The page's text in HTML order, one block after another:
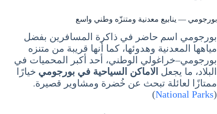
بورجومي — ينابيع معدنية ومتنزّه وطني واسع
بورجومي اسم حاضر في ذاكرة المسافرين بفضل
مياهها المعدنية وهدوئها، كما أنها قريبة من متنزه
بورجومي–خراغولي الوطني، أحد أكبر المحميات في
البلاد، ما يجعل الاماكن السياحية في بورجومي خيارًا
ممتازًا لعائلة تبحث عن خُضرة ومشاوير قصيرة.
(
National Parks
)